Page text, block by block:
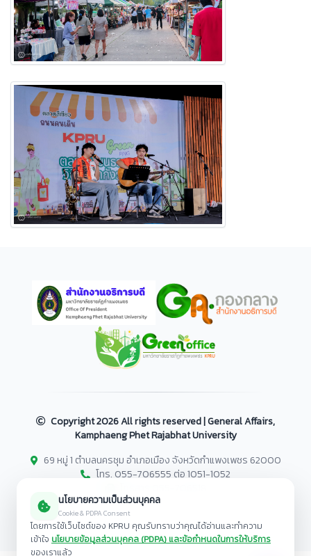
Copyright2026 All rights reserved | General Affairs,
Kamphaeng Phet Rajabhat University
69 หมู่ 1 ตำบลนครชุม อำเภอเมือง จังหวัดกำแพงเพชร 62000
โทร. 055-706555 ต่อ 1051-1052
นโยบายความเป็นส่วนบุคคล
Cookie & PDPA Consent
โดยการใช้เว็บไซต์ของ KPRU คุณรับทราบว่าคุณได้อ่านและทำความ
เข้าใจ นโยบายข้อมูลส่วนบุคคล (PDPA) และข้อกำหนดในการให้บริการ
ของเราแล้ว